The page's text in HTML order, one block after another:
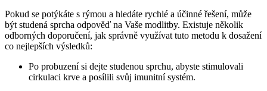
Pokud se potýkáte s rýmou a hledáte rychlé a účinné řešení, může
být studená sprcha odpověď na Vaše modlitby. Existuje několik
odborných doporučení, jak správně využívat tuto metodu k dosažení
co nejlepších výsledků:
Po probuzení si dejte studenou sprchu, abyste stimulovali
cirkulaci krve a posílili svůj imunitní systém.